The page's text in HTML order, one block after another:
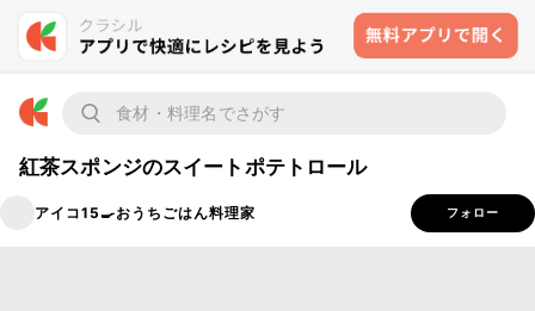
紅茶スポンジのスイートポテトロール
アイコ15🍳おうちごはん料理家 フォロー